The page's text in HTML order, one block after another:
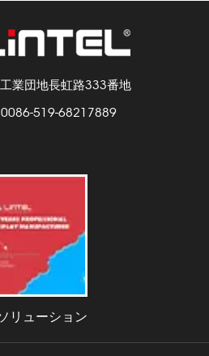
業団地長虹路333番地
0086-519-68217889
リューション